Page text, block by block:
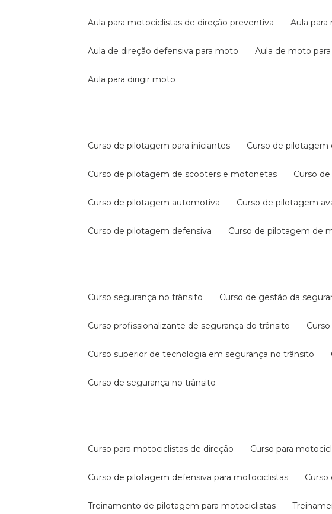
aula para motociclistas de direção preventiva aula
aula de direção defensiva para moto aula de moto
aula para dirigir moto
curso de pilotagem para iniciantes curso de
curso de pilotagem de scooters e motonetas curso
curso de pilotagem automotiva curso de pilotagem
curso de pilotagem defensiva curso de pilotagem de
curso segurança no trânsito curso de gestão da
curso profissionalizante de segurança do trânsito
curso superior de tecnologia em segurança no trânsito
curso de segurança no trânsito
curso para motociclistas de direção curso para
curso de pilotagem defensiva para motociclistas
treinamento de pilotagem para motociclistas